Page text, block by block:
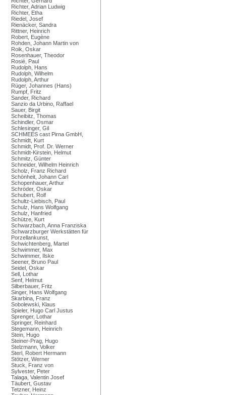
Richter, Adrian Ludwig
Richter, Etha
Riedel, Josef
Rienäcker, Sandra
Rittner, Heinrich
Robert, Eugène
Rohden, Johann Martin von
Roik, Oskar
Rosenhauer, Theodor
Rosié, Paul
Rudolph, Hans
Rudolph, Wilhelm
Rudolph, Arthur
Rüger, Johannes (Hans)
Rumpf, Fritz
Sander, Richard
Sanzio da Urbino, Raffael
Sauer, Birgit
Scheibitz, Thomas
Schindler, Osmar
Schlesinger, Gil
SCHMEES cast Pirna GmbH,
Schmidt, Kurt
Schmidt, Prof. Dr. Werner
Schmidt-Kirstein, Helmut
Schmitz, Günter
Schneider, Wilhelm Heinrich
Scholz, Franz Richard
Schönheit, Johann Carl
Schopenhauer, Arthur
Schröder, Oskar
Schubert, Rolf
Schultz-Liebisch, Paul
Schulz, Hans Wolfgang
Schulz, Hanfried
Schütze, Kurt
Schwarzbach, Anna Franziska
Schwarzburger Werkstätten für
Porzellankunst,
Schwichtenberg, Martel
Schwimmer, Max
Schwimmer, Ilske
Seener, Bruno Paul
Seidel, Oskar
Sell, Lothar
Senf, Helmut
Silberbauer, Fritz
Singer, Hans Wolfgang
Skarbina, Franz
Sobolewski, Klaus
Spieler, Hugo Carl Justus
Sprenger, Lothar
Springer, Reinhard
Stegemann, Heinrich
Stein, Hugo
Steiner-Prag, Hugo
Stelzmann, Volker
Sterl, Robert Hermann
Stötzer, Werner
Stuck, Franz von
Sylvester, Peter
Talaga, Valentin Josef
Täubert, Gustav
Tetzner, Heinz